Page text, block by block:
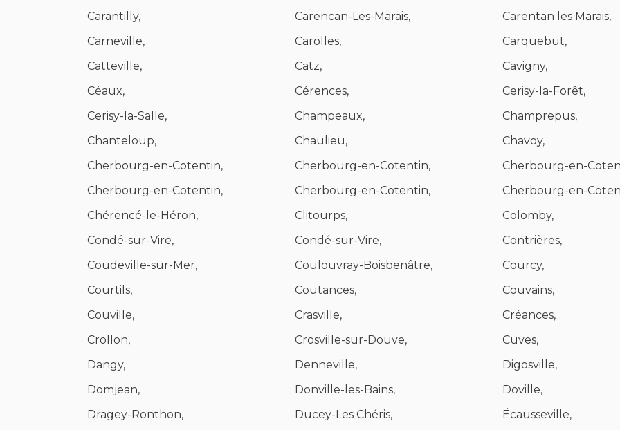
Carantilly,
Carencan-Les-Marais,
Carentan les Marais,
Carneville,
Carolles,
Carquebut,
Catteville,
Catz,
Cavigny,
Céaux,
Cérences,
Cerisy-la-Forêt,
Cerisy-la-Salle,
Champeaux,
Champrepus,
Chanteloup,
Chaulieu,
Chavoy,
Cherbourg-en-Cotentin,
Cherbourg-en-Cotentin,
Cherbourg-en-
Cherbourg-en-Cotentin,
Cherbourg-en-Cotentin,
Cherbourg-en-
Chérencé-le-Héron,
Clitourps,
Colomby,
Condé-sur-Vire,
Condé-sur-Vire,
Contrières,
Coudeville-sur-Mer,
Coulouvray-Boisbenâtre,
Courcy,
Courtils,
Coutances,
Couvains,
Couville,
Crasville,
Créances,
Crollon,
Crosville-sur-Douve,
Cuves,
Dangy,
Denneville,
Digosville,
Domjean,
Donville-les-Bains,
Doville,
Dragey-Ronthon,
Ducey-Les Chéris,
Écausseville,